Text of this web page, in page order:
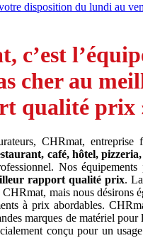
disposition du lundi au
c’est
cher au
qualité prix
CHRmat, entreprise
café, hôtel,
Nos équipements
rapport qualité prix.
mais nous désirons
à prix abordables.
marques de matériel pour
conçu pour un